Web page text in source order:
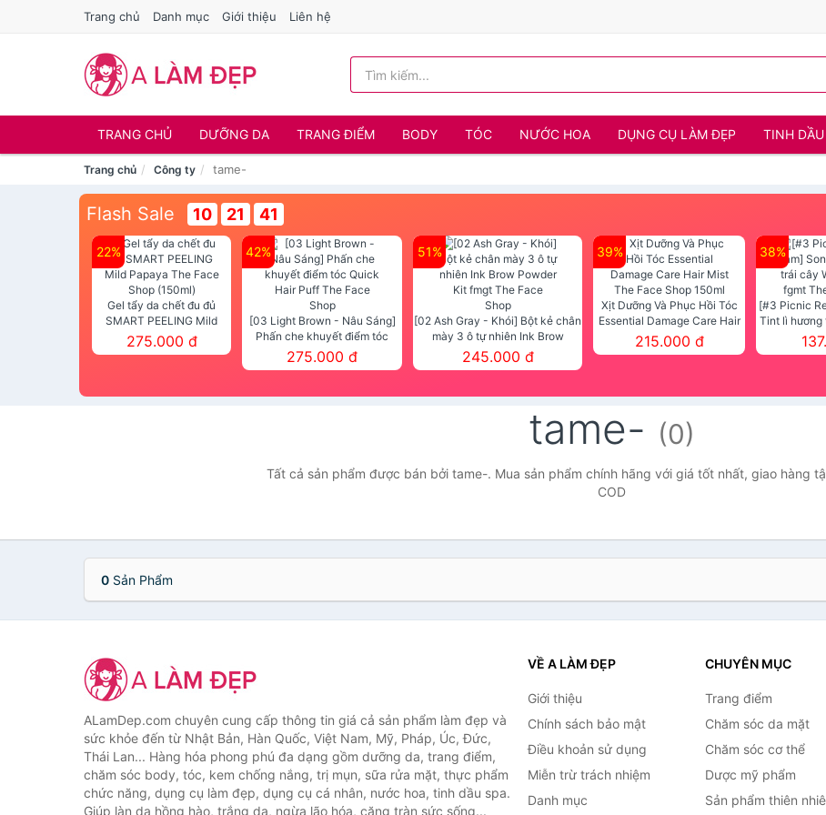
Trang chủ Danh mục Giới thiệu Liên hệ
TRANG CHỦ DƯỠNG DA TRANG ĐIỂM BODY TÓC NƯỚC HOA DỤNG CỤ LÀM ĐẸP TINH DẦU
Trang chủ Công ty tame-
Flash Sale 10 21 41
22%
Gel tẩy da chết đu đủ
SMART PEELING Mild
Papaya The Face Shop
(150ml)
275.000 đ
42%
[03 Light Brown - Nâu Sáng]
Phấn che khuyết điểm tóc
Quick Hair Puff The Face Shop
275.000 đ
51%
[02 Ash Gray - Khói] Bột kẻ chân
mày 3 ô tự nhiên Ink Brow
Powder Kit fmgt The Face Shop
245.000 đ
39%
Xịt Dưỡng Và Phục Hồi Tóc
Essential Damage Care Hair
Mist The Face Shop 150ml
215.000 đ
38%
[#3 Picnic
Tint lì hương
Tint fgmt
tame- (0)
Tất cả sản phẩm được bán bởi tame-. Mua sản phẩm chính hãng với giá tốt nhất, giao hàng
COD
0 Sản Phẩm
ALamDep.com chuyên cung cấp thông tin giá cả sản phẩm làm đẹp và
sức khỏe đến từ Nhật Bản, Hàn Quốc, Việt Nam, Mỹ, Pháp, Úc, Đức,
Thái Lan... Hàng hóa phong phú đa dạng gồm dưỡng da, trang điểm,
chăm sóc body, tóc, kem chống nắng, trị mụn, sữa rửa mặt, thực phẩm
chức năng, dụng cụ làm đẹp, dụng cụ cá nhân, nước hoa, tinh dầu spa.
Giúp làn da hồng hào, trắng da, ngừa lão hóa, căng tràn sức sống...
VỀ A LÀM ĐẸP
Giới thiệu
Chính sách bảo mật
Điều khoản sử dụng
Miễn trừ trách nhiệm
Danh mục
CHUYÊN MỤC
Trang điểm
Chăm sóc da mặt
Chăm sóc cơ thể
Dược mỹ phẩm
Sản phẩm thiên